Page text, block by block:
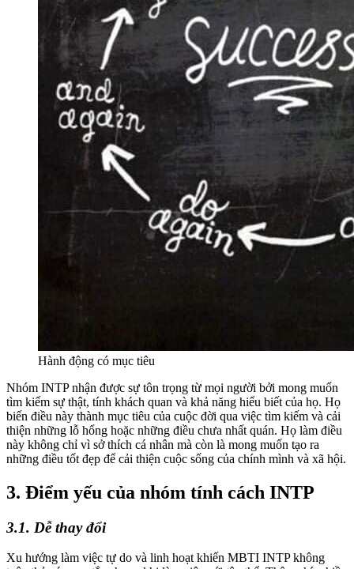
Hành động có mục tiêu
Nhóm INTP nhận được sự tôn trọng từ mọi người bởi mong muốn
tìm kiếm sự thật, tính khách quan và khả năng hiểu biết của họ. Họ
biến điều này thành mục tiêu của cuộc đời qua việc tìm kiếm và cải
thiện những lỗ hổng hoặc những điều chưa nhất quán. Họ làm điều
này không chỉ vì sở thích cá nhân mà còn là mong muốn tạo ra
những điều tốt đẹp để cải thiện cuộc sống của chính mình và xã hội.
3. Điểm yếu của nhóm tính cách INTP
3.1. Dễ thay đổi
Xu hướng làm việc tự do và linh hoạt khiến MBTI INTP không